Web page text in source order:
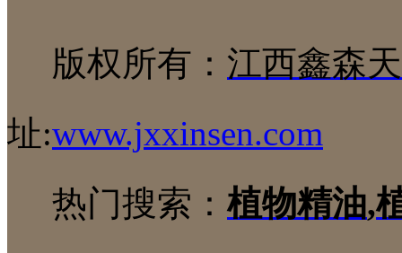
版权所有： 江西鑫森
址:www.jxxinsen.com
热门搜索： 植物精油,